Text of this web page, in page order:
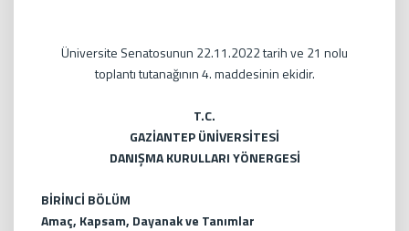
Üniversite Senatosunun 22.11.2022 tarih ve 21 nolu
toplantı tutanağının 4. maddesinin ekidir.
T.C.
GAZİANTEP ÜNİVERSİTESİ
DANIŞMA KURULLARI YÖNERGESİ
BİRİNCİ BÖLÜM
Amaç, Kapsam, Dayanak ve Tanımlar